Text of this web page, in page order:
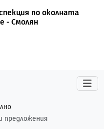
по околната
- Смолян
предложения